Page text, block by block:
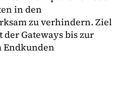
in den
zu verhindern. Ziel
Gateways bis zur